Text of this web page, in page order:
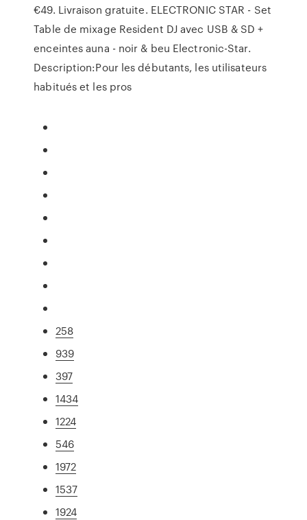
€49. Livraison gratuite. ELECTRONIC STAR - Set
Table de mixage Resident DJ avec USB & SD +
enceintes auna - noir & beu Electronic-Star.
Description:Pour les débutants, les utilisateurs
habitués et les pros
258
939
397
1434
1224
546
1972
1537
1924